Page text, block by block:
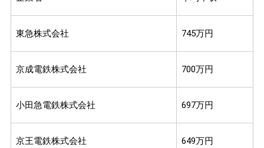
東急株式会社 745万円
京成電鉄株式会社 700万円
小田急電鉄株式会社 697万円
京王電鉄株式会社 649万円